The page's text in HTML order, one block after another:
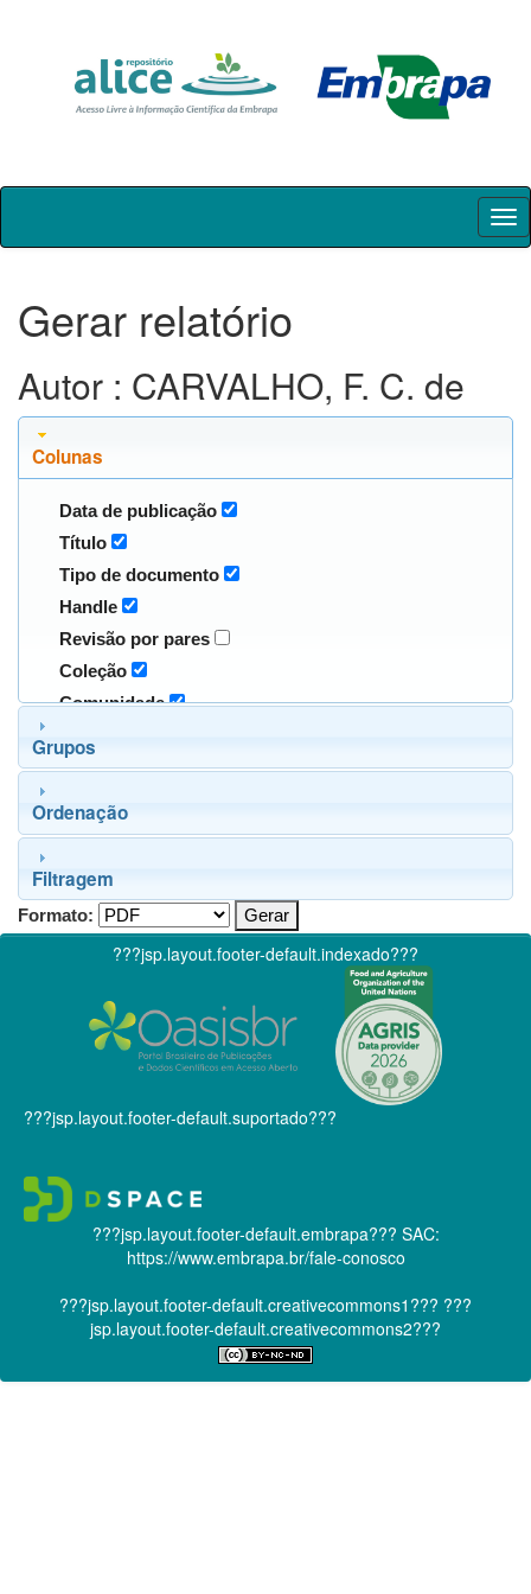
Skip
Gerar relatório
Autor : CARVALHO, F. C. de
Colunas
Data de publicação
Título
Tipo de documento
Handle
Revisão por pares
Coleção
Comunidade
Grupos
Ordenação
Filtragem
Formato:
???jsp.layout.footer-default.indexado???
???jsp.layout.footer-default.suportado???
???jsp.layout.footer-default.embrapa??? SAC:
https://www.embrapa.br/fale-conosco
???jsp.layout.footer-default.creativecommons1??? ???
jsp.layout.footer-default.creativecommons2???